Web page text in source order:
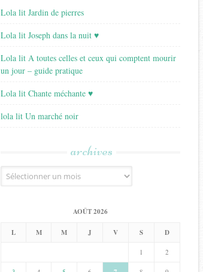
Lola lit Jardin de pierres
Lola lit Joseph dans la nuit ♥
Lola lit A toutes celles et ceux qui comptent mourir
un jour – guide pratique
Lola lit Chante méchante ♥
lola lit Un marché noir
archives
Archives
AOÛT 2026
L M M J V S D
1 2